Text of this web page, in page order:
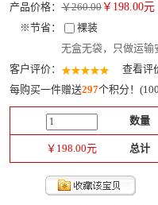
产品价格： ￥260.00 ￥ 198.00元
※节省：
裸装
无盒无袋，只做运输
客户评价：
查看评
每购买一件赠送297个积分！
数量
￥ 198.00元 总计